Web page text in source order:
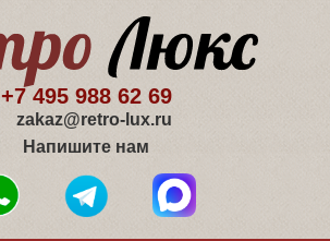
+7 495 988 62 69
zakaz@retro-lux.ru
Напишите нам